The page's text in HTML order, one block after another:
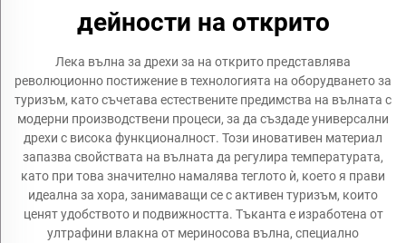
дейности на открито
Лека вълна за дрехи за на открито представлява
революционно постижение в технологията на оборудването за
туризъм, като съчетава естествените предимства на вълната с
модерни производствени процеси, за да създаде универсални
дрехи с висока функционалност. Този иновативен материал
запазва свойствата на вълната да регулира температурата,
като при това значително намалява теглото ѝ, което я прави
идеална за хора, занимаващи се с активен туризъм, които
ценят удобството и подвижността. Тъканта е изработена от
ултрафини влакна от мериносова вълна, специално